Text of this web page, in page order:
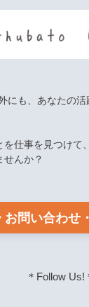
にも、あなたの
を仕事を見つけて
せんか？
お問い合わせ
＊Follow Us!